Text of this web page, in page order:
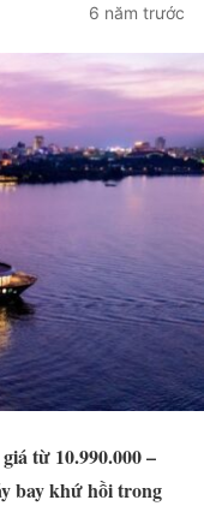
6 năm trước
từ 10.990.000 –
bay khứ hồi trong